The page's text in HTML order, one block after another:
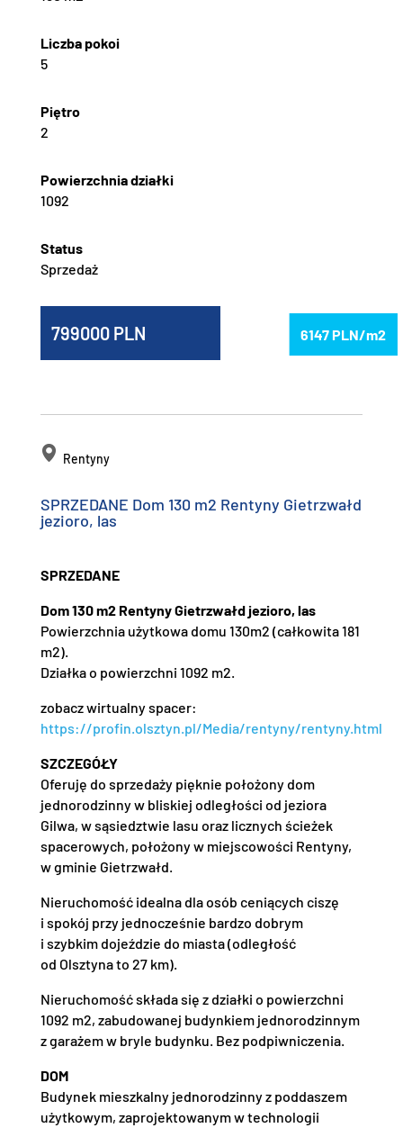
5
2
1092
Sprzedaż
799000 6147
Rentyny
SPRZEDANE Dom 130 m2 Rentyny Gietrzwałd
jezioro, las
SPRZEDANE
Dom 130 m2 Rentyny Gietrzwałd jezioro, las
Powierzchnia użytkowa domu 130m2 (całkowita 181
m2).
Działka o powierzchni 1092 m2.
zobacz wirtualny spacer:
https://profin.olsztyn.pl/Media/rentyny/rentyny.html
SZCZEGÓŁY
Oferuję do sprzedaży pięknie położony dom
jednorodzinny w bliskiej odległości od jeziora
Gilwa, w sąsiedztwie lasu oraz licznych ścieżek
spacerowych, położony w miejscowości Rentyny,
w gminie Gietrzwałd.
Nieruchomość idealna dla osób ceniących ciszę
i spokój przy jednocześnie bardzo dobrym
i szybkim dojeździe do miasta (odległość
od Olsztyna to 27 km).
Nieruchomość składa się z działki o powierzchni
1092 m2, zabudowanej budynkiem jednorodzinnym
z garażem w bryle budynku. Bez podpiwniczenia.
DOM
Budynek mieszkalny jednorodzinny z poddaszem
użytkowym, zaprojektowanym w technologii